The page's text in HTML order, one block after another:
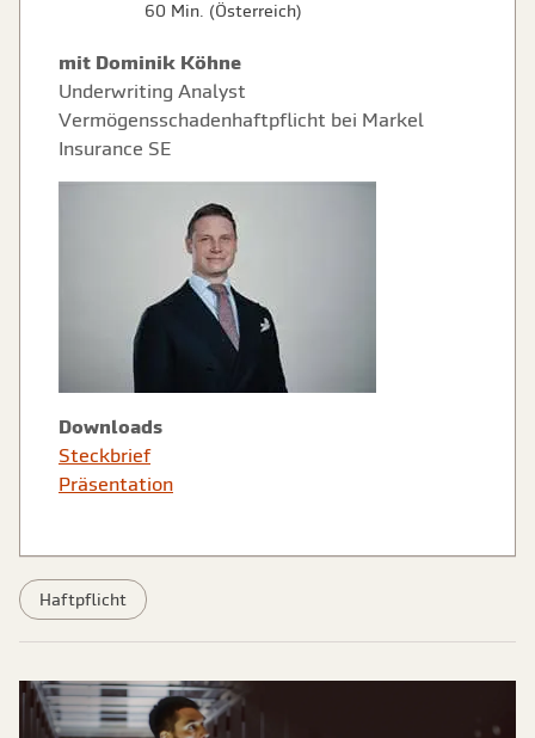
60 Min. (Österreich)
mit Dominik Köhne
Underwriting Analyst
Vermögensschadenhaftpflicht bei Markel
Insurance SE
Downloads
Steckbrief
Präsentation
Haftpflicht